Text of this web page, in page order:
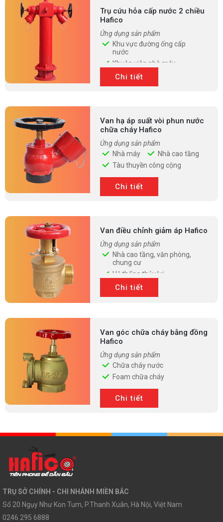
ĐĂNG
Trụ cứu hỏa cấp nước 2 chiều
Hafico
Ứng dụng sản phẩm
Khu vực đường ống cấp
nước
Khuôn viên nhà máy
Khuôn viên nhà xưởng
khu vực công cộng, chữa
Chi tiết
Van hạ áp suất vòi phun nước
chữa cháy Hafico
Ứng dụng sản phẩm
Nhà máy
Nhà cao tầng
Tàu thuyền công cộng
Cơ sở cứu hỏa cố định
Chi tiết
Van điều chỉnh giảm áp Hafico
Ứng dụng sản phẩm
Nhà cao tầng, văn phòng,
chung cư
Hệ thống thủy lợi
Hệ thống khí nén
Hệ thống PCCC
Chi tiết
Van góc chữa cháy bằng đồng
Hafico
Ứng dụng sản phẩm
Chữa cháy nước
Foam chữa cháy
Chi tiết
TRỤ SỞ CHÍNH - CHI NHÁNH MIỀN BẮC
Số 20 Ngụy Như Kon Tum, P.Thanh Xuân, Hà Nội, Việt Nam
0246 295 6888